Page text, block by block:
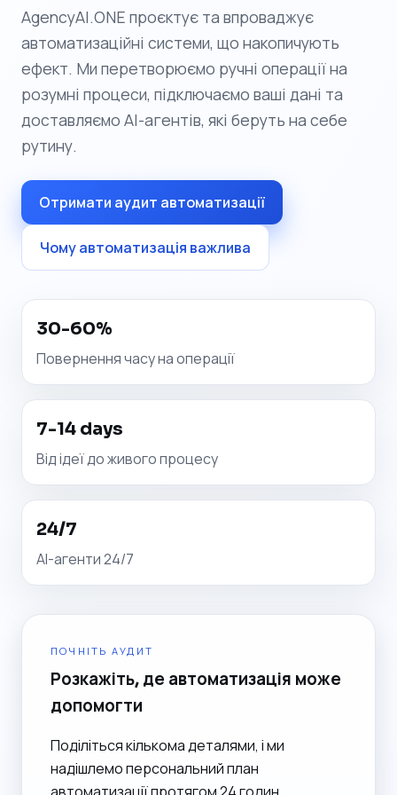
AgencyAI.ONE проєктує та впроваджує
автоматизаційні системи, що накопичують
ефект. Ми перетворюємо ручні операції на
розумні процеси, підключаємо ваші дані та
доставляємо AI-агентів, які беруть на себе
рутину.
Отримати аудит автоматизації
Чому автоматизація важлива
30-60%
Повернення часу на операції
7-14 days
Від ідеї до живого процесу
24/7
AI-агенти 24/7
ПОЧНІТЬ АУДИТ
Розкажіть, де автоматизація може
допомогти
Поділіться кількома деталями, і ми
надішлемо персональний план